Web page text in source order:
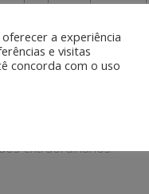
comprovadas
de liderança e
clara de como formar
extraordinários!
a experiência
e visitas
concorda com o uso